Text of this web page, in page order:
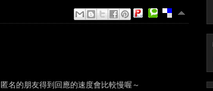
匿名的朋友得到回應的速度會比較慢喔～